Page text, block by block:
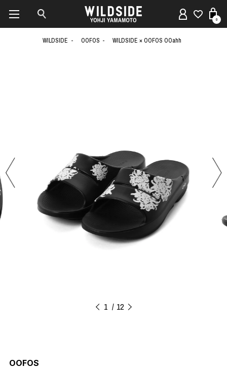
0
WILDSIDE OOFOS WILDSIDE × OOFOS OOahh
1 12
OOFOS